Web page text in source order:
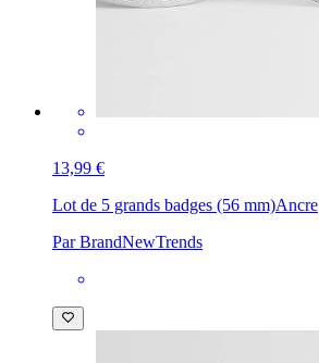
13,99 €
Lot de 5 grands badges (56 mm)Ancre
Par BrandNewTrends